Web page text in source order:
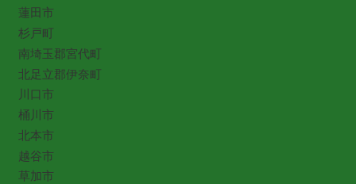
蓮田市
杉戸町
南埼玉郡宮代町
北足立郡伊奈町
川口市
桶川市
北本市
越谷市
草加市